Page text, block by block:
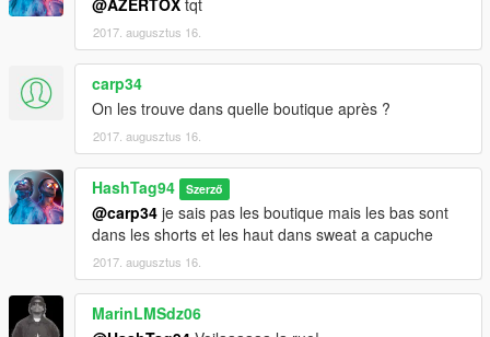
2017. augusztus 16.
carp34
On les trouve dans quelle boutique après ?
2017. augusztus 16.
HashTag94 Szerző
@carp34 je sais pas les boutique mais les bas sont
dans les shorts et les haut dans sweat a capuche
2017. augusztus 16.
MarinLMSdz06